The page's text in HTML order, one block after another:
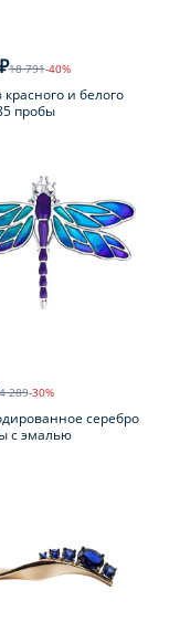
18 791-40%
и белого
пробы
289-30%
с эмалью